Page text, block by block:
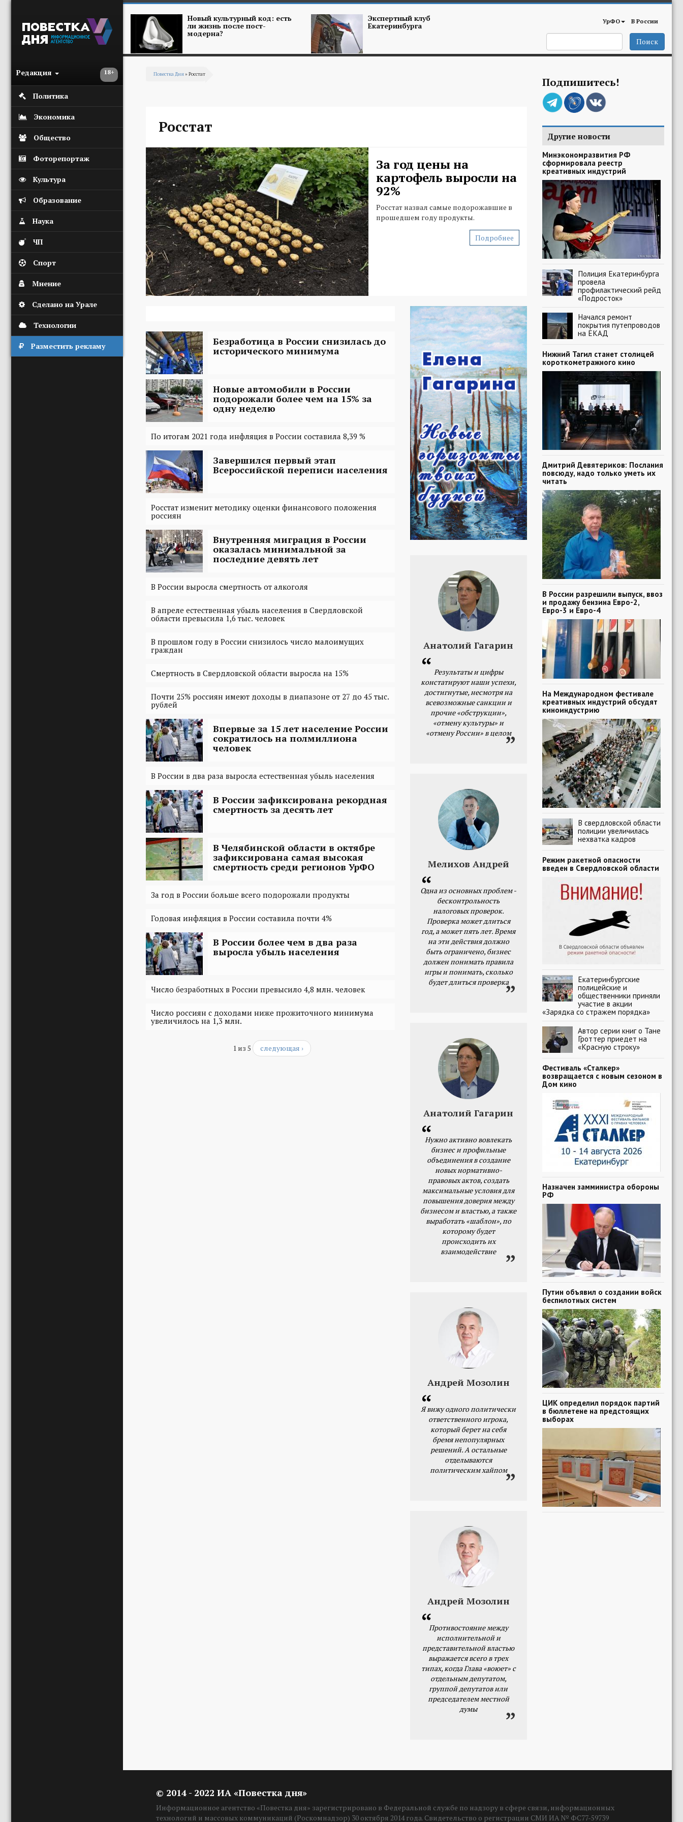
18+
Редакция
Политика
Экономика
Общество
Фоторепортаж
Культура
Образование
Наука
ЧП
Спорт
Мнение
Сделано на Урале
Технологии
Разместить рекламу
Новый культурный код: есть
ли жизнь после пост-
модерна?
Экспертный клуб
Екатеринбурга УрФО В России
Поиск
Повестка Дня» Росстат
Росстат
За год цены на
картофель выросли на
92%
Росстат назвал самые подорожавшие в
прошедшем году продукты.
Подробнее
Безработица в России снизилась до
исторического минимума
Новые автомобили в России
подорожали более чем на 15% за
одну неделю
По итогам 2021 года инфляция в России составила 8,39 %
Завершился первый этап
Всероссийской переписи населения
Росстат изменит методику оценки финансового положения
россиян
Внутренняя миграция в России
оказалась минимальной за
последние девять лет
В России выросла смертность от алкоголя
В апреле естественная убыль населения в Свердловской
области превысила 1,6 тыс. человек
В прошлом году в России снизилось число малоимущих
граждан
Смертность в Свердловской области выросла на 15%
Почти 25% россиян имеют доходы в диапазоне от 27 до 45 тыс.
рублей
Впервые за 15 лет население России
сократилось на полмиллиона
человек
В России в два раза выросла естественная убыль населения
В России зафиксирована рекордная
смертность за десять лет
В Челябинской области в октябре
зафиксирована самая высокая
смертность среди регионов УрФО
За год в России больше всего подорожали продукты
Годовая инфляция в России составила почти 4%
В России более чем в два раза
выросла убыль населения
Число безработных в России превысило 4,8 млн. человек
Число россиян с доходами ниже прожиточного минимума
увеличилось на 1,3 млн.
1 из 5 следующая ›
Анатолий Гагарин
Результаты и цифры
констатируют наши успехи,
достигнутые, несмотря на
всевозможные санкции и
прочие «обструкции»,
«отмену культуры» и
«отмену России» в целом
Мелихов Андрей
Одна из основных проблем -
бесконтрольность
налоговых проверок.
Проверка может длиться
год, а может пять лет. Время
на эти действия должно
быть ограничено, бизнес
должен понимать правила
игры и понимать, сколько
будет длиться проверка
Анатолий Гагарин
Нужно активно вовлекать
бизнес и профильные
объединения в создание
новых нормативно-
правовых актов, создать
максимальные условия для
повышения доверия между
бизнесом и властью, а также
выработать «шаблон», по
которому будет
происходить их
взаимодействие
Андрей Мозолин
Я вижу одного политически
ответственного игрока,
который берет на себя
бремя непопулярных
решений. А остальные
отделываются
политическим хайпом
Андрей Мозолин
Противостояние между
исполнительной и
представительной властью
выражается всего в трех
типах, когда Глава «воюет» с
отдельным депутатом,
группой депутатов или
председателем местной
думы
Подпишитесь!
Другие новости
Минэкономразвития РФ
сформировала реестр
креативных индустрий
Полиция Екатеринбурга
провела
профилактический рейд
«Подросток»
Начался ремонт
покрытия путепроводов
на ЕКАД
Нижний Тагил станет столицей
короткометражного кино
Дмитрий Девятериков: Послания
повсюду, надо только уметь их
читать
В России разрешили выпуск, ввоз
и продажу бензина Евро-2,
Евро-3 и Евро-4
На Международном фестивале
креативных индустрий обсудят
киноиндустрию
В свердловской области
полиции увеличилась
нехватка кадров
Режим ракетной опасности
введен в Свердловской области
Екатеринбургские
полицейские и
общественники приняли
участие в акции
«Зарядка со стражем порядка»
Автор серии книг о Тане
Гроттер приедет на
«Красную строку»
Фестиваль «Сталкер»
возвращается с новым сезоном в
Дом кино
Назначен замминистра обороны
РФ
Путин объявил о создании войск
беспилотных систем
ЦИК определил порядок партий
в бюллетене на предстоящих
выборах
© 2014 - 2022 ИА «Повестка дня»
Информационное агентство «Повестка дня» зарегистрировано в Федеральной службе по надзору в сфере связи, информационных
технологий и массовых коммуникаций (Роскомнадзор) 30 октября 2014 года. Свидетельство о регистрации СМИ ИА № ФС77-59739